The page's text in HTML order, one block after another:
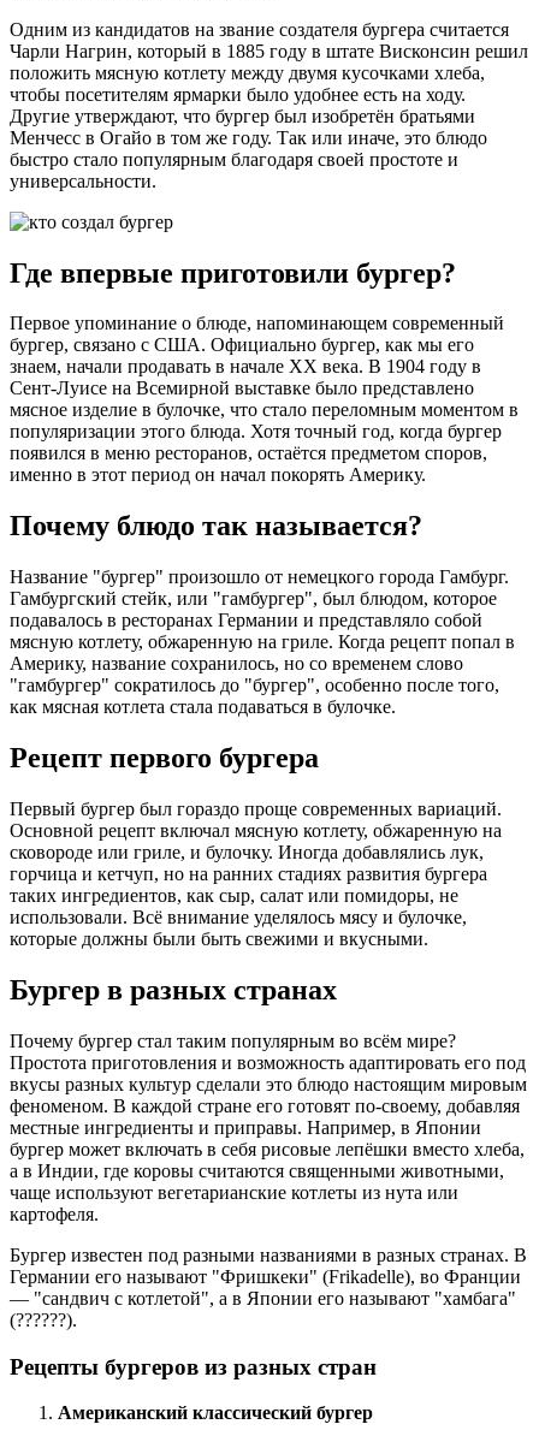
Одним из кандидатов на звание создателя бургера считается
Чарли Нагрин, который в 1885 году в штате Висконсин решил
положить мясную котлету между двумя кусочками хлеба,
чтобы посетителям ярмарки было удобнее есть на ходу.
Другие утверждают, что бургер был изобретён братьями
Менчесс в Огайо в том же году. Так или иначе, это блюдо
быстро стало популярным благодаря своей простоте и
универсальности.
Где впервые приготовили бургер?
Первое упоминание о блюде, напоминающем современный
бургер, связано с США. Официально бургер, как мы его
знаем, начали продавать в начале XX века. В 1904 году в
Сент-Луисе на Всемирной выставке было представлено
мясное изделие в булочке, что стало переломным моментом в
популяризации этого блюда. Хотя точный год, когда бургер
появился в меню ресторанов, остаётся предметом споров,
именно в этот период он начал покорять Америку.
Почему блюдо так называется?
Название "бургер" произошло от немецкого города Гамбург.
Гамбургский стейк, или "гамбургер", был блюдом, которое
подавалось в ресторанах Германии и представляло собой
мясную котлету, обжаренную на гриле. Когда рецепт попал в
Америку, название сохранилось, но со временем слово
"гамбургер" сократилось до "бургер", особенно после того,
как мясная котлета стала подаваться в булочке.
Рецепт первого бургера
Первый бургер был гораздо проще современных вариаций.
Основной рецепт включал мясную котлету, обжаренную на
сковороде или гриле, и булочку. Иногда добавлялись лук,
горчица и кетчуп, но на ранних стадиях развития бургера
таких ингредиентов, как сыр, салат или помидоры, не
использовали. Всё внимание уделялось мясу и булочке,
которые должны были быть свежими и вкусными.
Бургер в разных странах
Почему бургер стал таким популярным во всём мире?
Простота приготовления и возможность адаптировать его под
вкусы разных культур сделали это блюдо настоящим мировым
феноменом. В каждой стране его готовят по-своему, добавляя
местные ингредиенты и приправы. Например, в Японии
бургер может включать в себя рисовые лепёшки вместо хлеба,
а в Индии, где коровы считаются священными животными,
чаще используют вегетарианские котлеты из нута или
картофеля.
Бургер известен под разными названиями в разных странах. В
Германии его называют "Фришкеки" (Frikadelle), во Франции
— "сандвич с котлетой", а в Японии его называют "хамбага"
(??????).
Рецепты бургеров из разных стран
Американский классический бургер